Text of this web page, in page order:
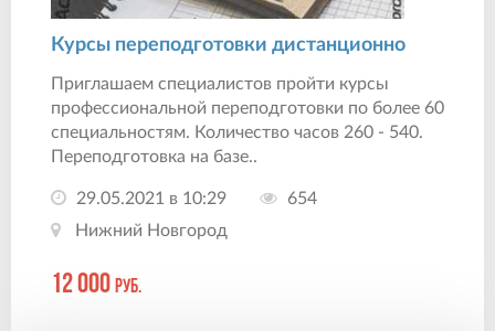
Курсы переподготовки дистанционно
Приглашаем специалистов пройти курсы
профессиональной переподготовки по более 60
специальностям. Количество часов 260 - 540.
Переподготовка на базе..
29.05.2021 в 10:29
654
Нижний Новгород
12 000 руб.